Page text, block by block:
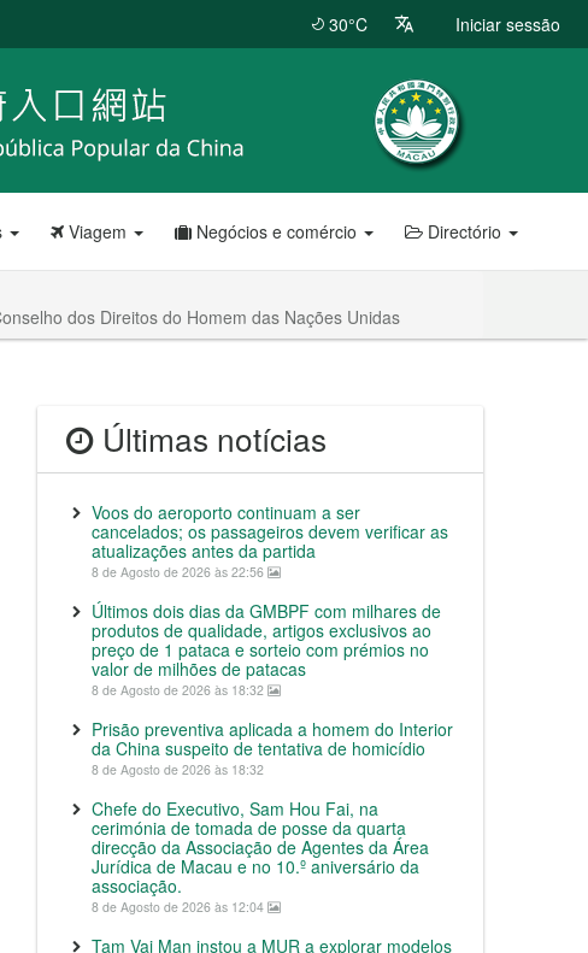
30°C Iniciar sessão
Viagem Negócios e comércio Directório
dos Direitos do Homem das Nações Unidas
Últimas notícias
Voos do aeroporto continuam a ser
cancelados; os passageiros devem verificar as
atualizações antes da partida
8 de Agosto de 2026 às 22:56
Últimos dois dias da GMBPF com milhares de
produtos de qualidade, artigos exclusivos ao
preço de 1 pataca e sorteio com prémios no
valor de milhões de patacas
8 de Agosto de 2026 às 18:32
Prisão preventiva aplicada a homem do Interior
da China suspeito de tentativa de homicídio
8 de Agosto de 2026 às 18:32
Chefe do Executivo, Sam Hou Fai, na
cerimónia de tomada de posse da quarta
direcção da Associação de Agentes da Área
Jurídica de Macau e no 10.º aniversário da
associação.
8 de Agosto de 2026 às 12:04
Tam Vai Man instou a MUR a explorar modelos